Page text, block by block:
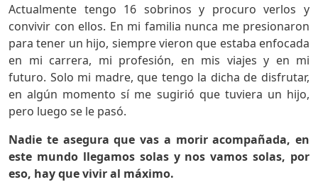
Actualmente tengo 16 sobrinos y procuro verlos y
convivir con ellos. En mi familia nunca me presionaron
para tener un hijo, siempre vieron que estaba enfocada
en mi carrera, mi profesión, en mis viajes y en mi
futuro. Solo mi madre, que tengo la dicha de disfrutar,
en algún momento sí me sugirió que tuviera un hijo,
pero luego se le pasó.
Nadie te asegura que vas a morir acompañada, en
este mundo llegamos solas y nos vamos solas, por
eso, hay que vivir al máximo.